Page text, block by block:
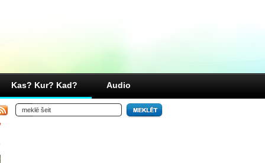
Kas? Kur? Kad? Audio